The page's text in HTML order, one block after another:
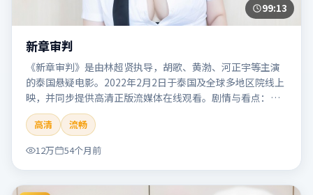
99:13
新章审判
《新章审判》是由林超贤执导，胡歌、黄渤、河正宇等主演
的泰国悬疑电影。2022年2月2日于泰国及全球多地区院线上
映，并同步提供高清正版流媒体在线观看。剧情与看点：悬
念层层推进，线索相互勾连，结局出人意料，适合推理爱好
者。本片适合检索「新章审判」「林超贤」「悬疑」「泰
国」「2022」「2022-02-02上映」等关键词的影迷阅读简介
与主创信息。
高清
流畅
12万
54个月前